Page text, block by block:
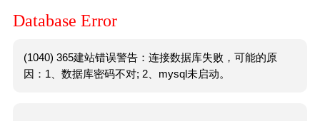
Database Error
(1040) 365建站错误警告：连接数据库失败，可能的原
因：1、数据库密码不对; 2、mysql未启动。